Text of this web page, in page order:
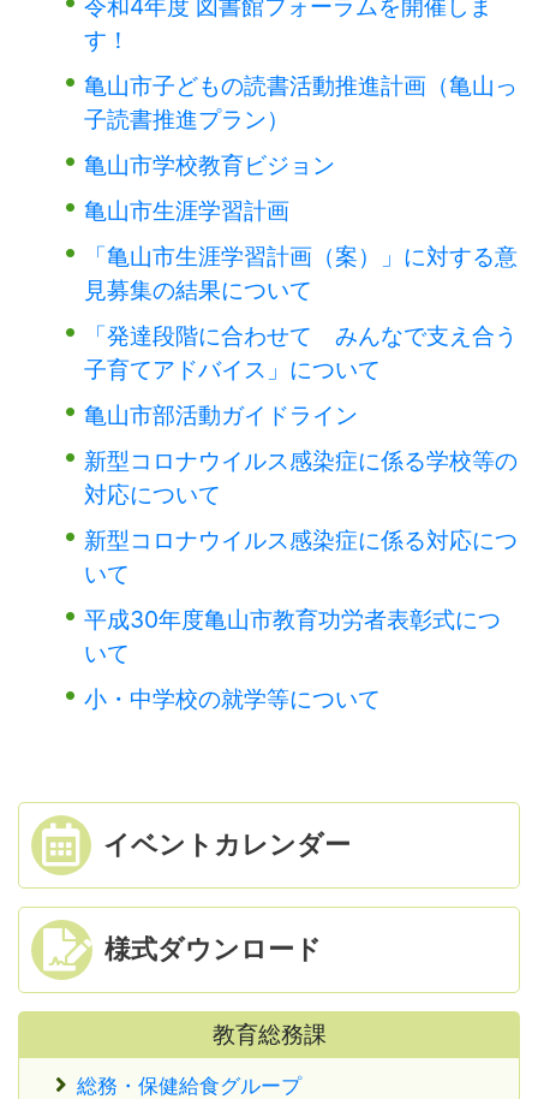
イベント カレンダー
様式ダウンロード
教育総務課
総務・保健給食グループ
令和4年度 図書館フォーラムを開催しま
す！
亀山市子どもの読書活動推進計画（亀山っ
子読書推進プラン）
亀山市学校教育ビジョン
亀山市生涯学習計画
「亀山市生涯学習計画（案）」に対する意
見募集の結果について
「発達段階に合わせて みんなで支え合う
子育てアドバイス」について
亀山市部活動ガイドライン
新型コロナウイルス感染症に係る学校等の
対応について
新型コロナウイルス感染症に係る対応につ
いて
平成30年度亀山市教育功労者表彰式につ
いて
小・中学校の就学等について